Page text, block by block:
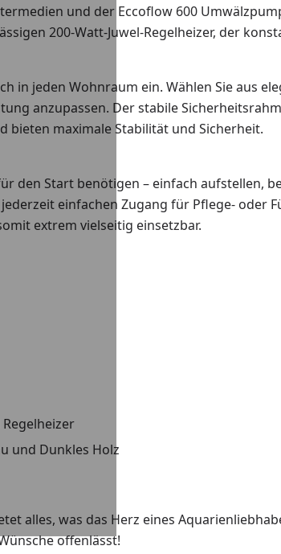
und der Eccoflow 600
200-Watt-Juwel-Regelheizer, der
in jeden Wohnraum ein. Wählen Sie aus
anzupassen. Der stabile
bieten maximale Stabilität und Sicherheit.
für den Start benötigen – einfach
einfachen Zugang für Pflege- oder
extrem vielseitig einsetzbar.
und Dunkles Holz
alles, was das Herz eines
offenlässt!